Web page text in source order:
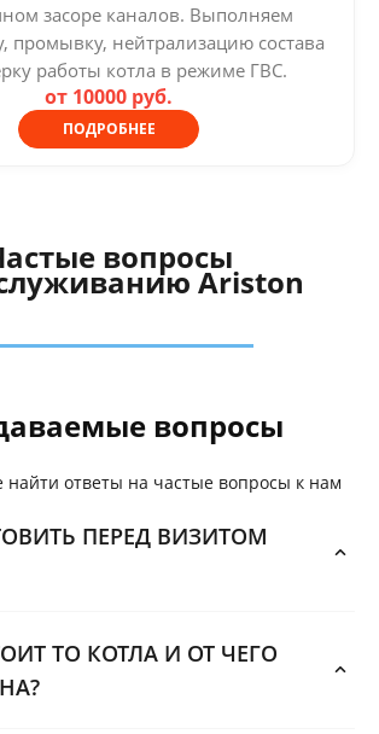
засоре каналов. Выполняем
промывку, нейтрализацию состава
работы котла в режиме ГВС.
от 10000 руб.
ПОДРОБНЕЕ
вопросы
Ariston
вопросы
найти ответы на частые вопросы к нам
ПЕРЕД ВИЗИТОМ
ТО КОТЛА И ОТ ЧЕГО